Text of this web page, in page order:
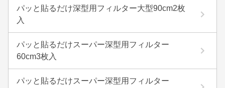
パッと貼るだけ深型用フィルター大型90cm2枚
入
パッと貼るだけスーパー深型用フィルター
60cm3枚入
パッと貼るだけスーパー深型用フィルター